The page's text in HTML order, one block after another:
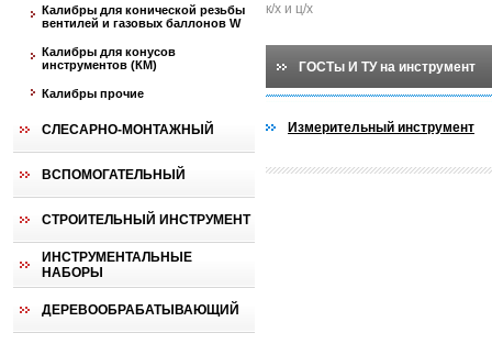
Калибры для конической резьбы
вентилей и газовых баллонов W
Калибры для конусов
инструментов (КМ)
Калибры прочие
СЛЕСАРНО-МОНТАЖНЫЙ
ВСПОМОГАТЕЛЬНЫЙ
СТРОИТЕЛЬНЫЙ ИНСТРУМЕНТ
ИНСТРУМЕНТАЛЬНЫЕ
НАБОРЫ
ДЕРЕВООБРАБАТЫВАЮЩИЙ
к/х и ц/х
ГОСТы И ТУ на инструмент
Измерительный инструмент